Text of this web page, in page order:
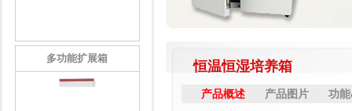
多功能扩展箱
恒温恒湿培养箱
产品概述 产品图片 功